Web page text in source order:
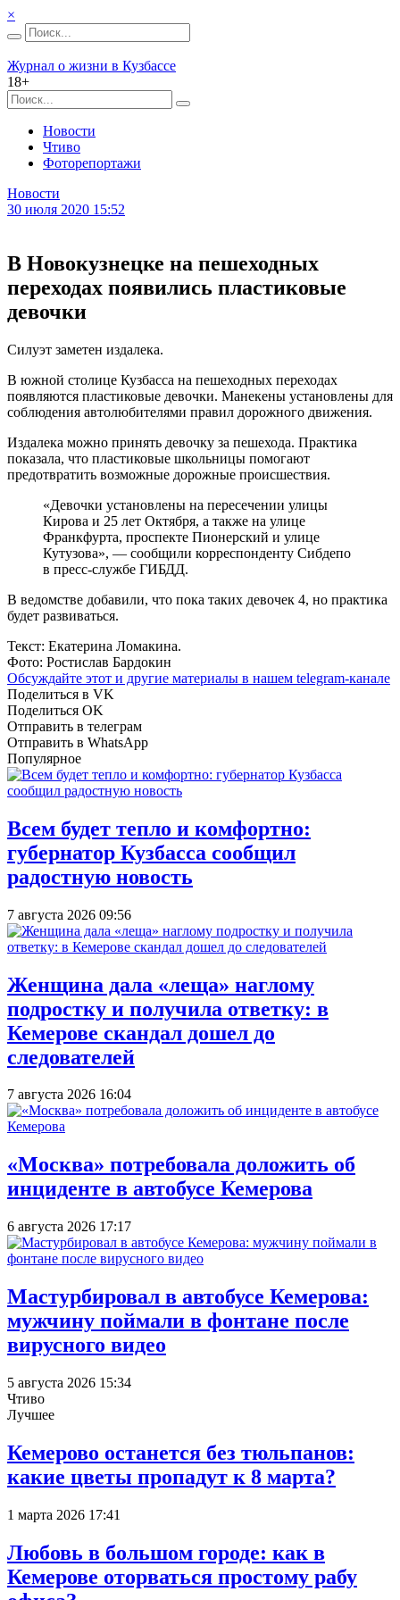
×
Журнал о жизни в Кузбассе
18+
Новости
Чтиво
Фоторепортажи
Новости
30 июля 2020 15:52
В Новокузнецке на пешеходных
переходах появились пластиковые
девочки
Силуэт заметен издалека.
В южной столице Кузбасса на пешеходных переходах
появляются пластиковые девочки. Манекены установлены для
соблюдения автолюбителями правил дорожного движения.
Издалека можно принять девочку за пешехода. Практика
показала, что пластиковые школьницы помогают
предотвратить возможные дорожные происшествия.
«Девочки установлены на пересечении улицы
Кирова и 25 лет Октября, а также на улице
Франкфурта, проспекте Пионерский и улице
Кутузова», — сообщили корреспонденту Сибдепо
в пресс-службе ГИБДД.
В ведомстве добавили, что пока таких девочек 4, но практика
будет развиваться.
Текст: Екатерина Ломакина.
Фото: Ростислав Бардокин
Обсуждайте этот и другие материалы в нашем telegram-канале
Поделиться в VK
Поделиться OK
Отправить в телеграм
Отправить в WhatsApp
Популярное
Всем будет тепло и комфортно:
губернатор Кузбасса сообщил
радостную новость
7 августа 2026 09:56
Женщина дала «леща» наглому
подростку и получила ответку: в
Кемерове скандал дошел до
следователей
7 августа 2026 16:04
«Москва» потребовала доложить об
инциденте в автобусе Кемерова
6 августа 2026 17:17
Мастурбировал в автобусе Кемерова:
мужчину поймали в фонтане после
вирусного видео
5 августа 2026 15:34
Чтиво
Лучшее
Кемерово останется без тюльпанов:
какие цветы пропадут к 8 марта?
1 марта 2026 17:41
Любовь в большом городе: как в
Кемерове оторваться простому рабу